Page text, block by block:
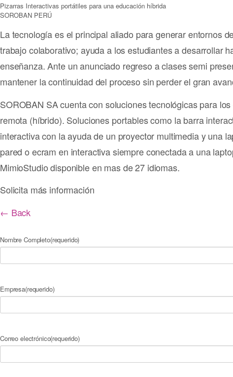
Pizarras Interactivas portátiles para una educación híbrida
SOROBAN PERÚ
La tecnología es el principal aliado para generar entornos
trabajo colaborativo; ayuda a los estudiantes a desarrollar
enseñanza. Ante un anunciado regreso a clases semi
mantener la continuidad del proceso sin perder el gran
SOROBAN SA cuenta con soluciones tecnológicas para
remota (híbrido). Soluciones portables como la barra
interactiva con la ayuda de un proyector multimedia y una
pared o ecram en interactiva siempre conectada a una
MimioStudio disponible en mas de 27 idiomas.
Solicita más información
← Back
Nombre Completo(requerido)
Empresa(requerido)
Correo electrónico(requerido)